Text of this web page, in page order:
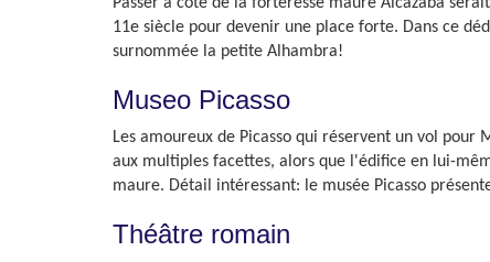
11e siècle pour devenir une place forte. Dans ce
surnommée la petite Alhambra!
Museo Picasso
Les amoureux de Picasso qui réservent un vol
aux multiples facettes, alors que l'édifice en lui-
maure. Détail intéressant: le musée Picasso
Théâtre romain